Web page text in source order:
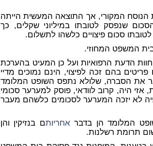
המקורי, אך התוצאה המעשית הייתה
שנפסק לטובתו במיליוני שקלים, כך
סכום פיצויים כלשהו לתשלום.
המשפט המחוזי.
הדעת הרפואיות ועל כן המעיט בהערכת
בהם זכה לפיצוי, הינם נמוכים מדיי
את הסברה, שלולא נתפס השופט המלומד
היה, קרוב לוודאי, פוסק למערער סכומי
לא יזכה המערער לסכומים כלשהם מעבר
המלומד הן בדבראחריותם בנזיקין והן
תרומת רשלנות.